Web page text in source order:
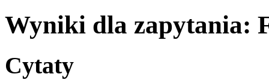
Wyniki dla zapytania:
Cytaty